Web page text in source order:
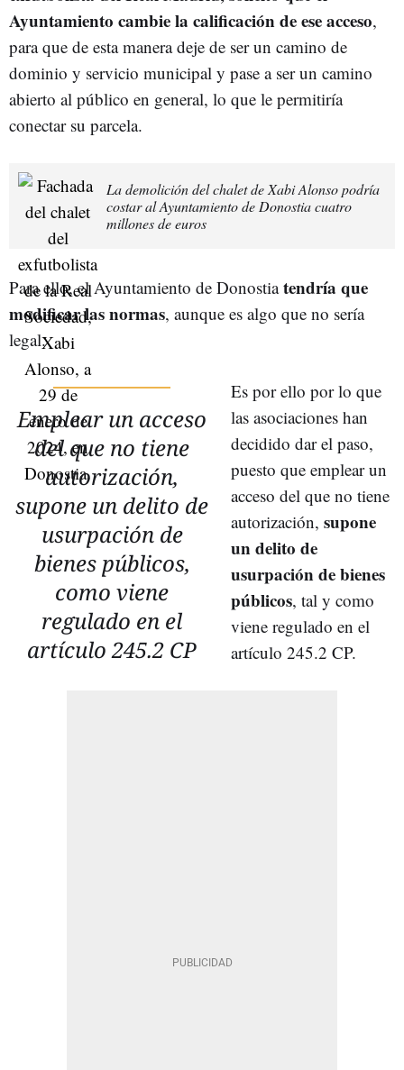
Ayuntamiento cambie la calificación de ese acceso,
para que de esta manera deje de ser un camino de
dominio y servicio municipal y pase a ser un camino
abierto al público en general, lo que le permitiría
conectar su parcela.
La demolición del chalet de Xabi Alonso podría
costar al Ayuntamiento de Donostia cuatro
millones de euros
Para ello, el Ayuntamiento de Donostiatendría que
modificar las normas, aunque es algo que no sería
legal.
Emplear un acceso
del que no tiene
autorización,
supone un delito de
usurpación de
bienes públicos,
como viene
regulado en el
artículo 245.2 CP
Es por ello por lo que
las asociaciones han
decidido dar el paso,
puesto que emplear un
acceso del que no tiene
autorización, supone
un delito de
usurpación de bienes
públicos, tal y como
viene regulado en el
artículo 245.2 CP.